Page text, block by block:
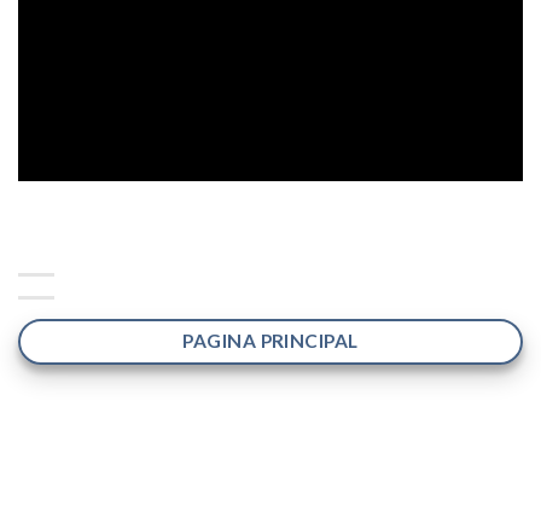
PAGINA PRINCIPAL